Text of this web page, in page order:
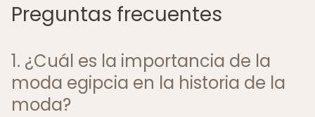
Preguntas frecuentes
1. ¿Cuál es la importancia de la
moda egipcia en la historia de la
moda?